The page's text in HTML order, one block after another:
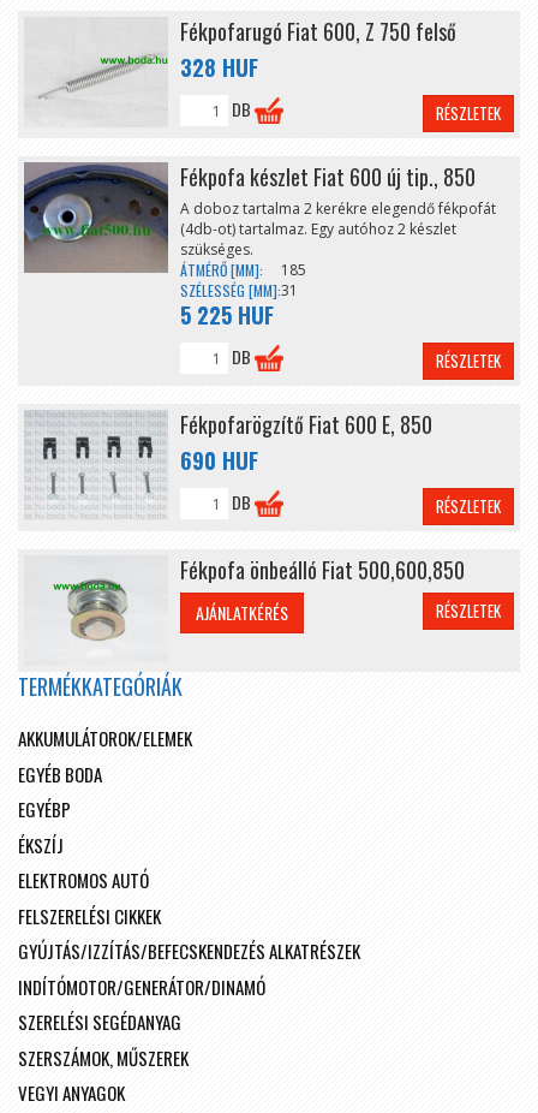
Fékpofarugó Fiat 600, Z 750 felső
328 HUF
DB RÉSZLETEK
Fékpofa készlet Fiat 600 új tip., 850
A doboz tartalma 2 kerékre elegendő fékpofát
(4db-ot) tartalmaz. Egy autóhoz 2 készlet
szükséges.
ÁTMÉRŐ [MM]:
185
SZÉLESSÉG [MM]:31
5 225 HUF
DB RÉSZLETEK
Fékpofarögzítő Fiat 600 E, 850
690 HUF
DB RÉSZLETEK
Fékpofa önbeálló Fiat 500,600,850
AJÁNLATKÉRÉS RÉSZLETEK
TERMÉKKATEGÓRIÁK
AKKUMULÁTOROK/ELEMEK
EGYÉB BODA
EGYÉBP
ÉKSZÍJ
ELEKTROMOS AUTÓ
FELSZERELÉSI CIKKEK
GYÚJTÁS/IZZÍTÁS/BEFECSKENDEZÉS ALKATRÉSZEK
INDÍTÓMOTOR/GENERÁTOR/DINAMÓ
SZERELÉSI SEGÉDANYAG
SZERSZÁMOK, MŰSZEREK
VEGYI ANYAGOK